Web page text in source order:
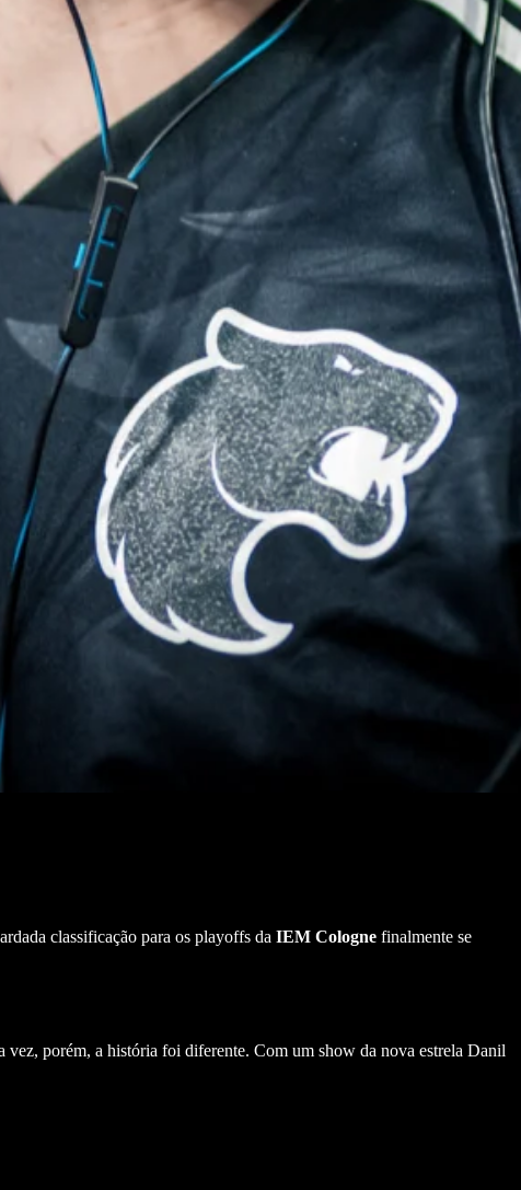
classificação para os playoffs da IEM Cologne finalmente se
porém, a história foi diferente. Com um show da nova estrela Danil